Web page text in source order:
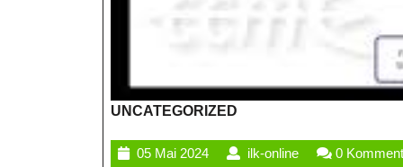
UNCATEGORIZED
05 Mai 202405
ilk-onlineilk-
0